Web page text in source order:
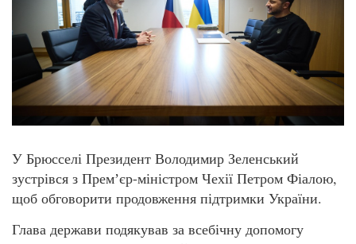
У Брюсселі Президент Володимир Зеленський
зустрівся з Премʼєр-міністром Чехії Петром Фіалою,
щоб обговорити продовження підтримки України.
Глава держави подякував за всебічну допомогу